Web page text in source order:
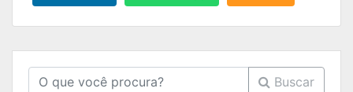
Buscar